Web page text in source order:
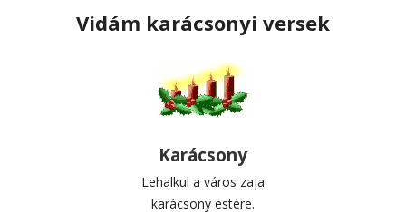
Vidám karácsonyi versek
Karácsony
Lehalkul a város zaja
karácsony estére.